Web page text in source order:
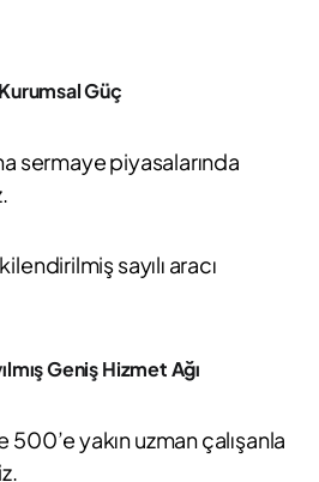
Güç
sermaye piyasalarında
sayılı aracı
Geniş Hizmet Ağı
500’e yakın uzman çalışanla